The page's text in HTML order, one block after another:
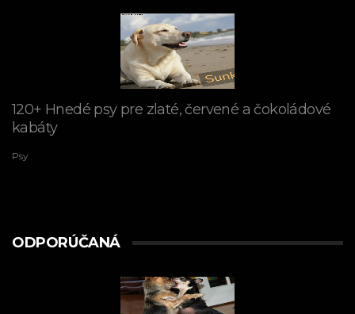
120+ Hnedé psy pre zlaté, červené a čokoládové
kabáty
Psy
ODPORÚČANÁ